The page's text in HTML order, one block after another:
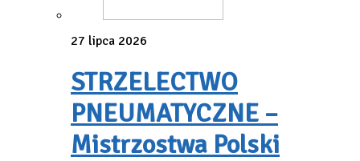
27 lipca 2026
STRZELECTWO
PNEUMATYCZNE –
Mistrzostwa Polski